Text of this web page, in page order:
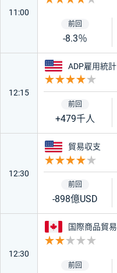
11:00
-8.3％
12:15
アメリカ
ADP雇用統計
+479千人
12:30
アメリカ
貿易収支
-898億USD
12:30
カナダ
国際商品貿易